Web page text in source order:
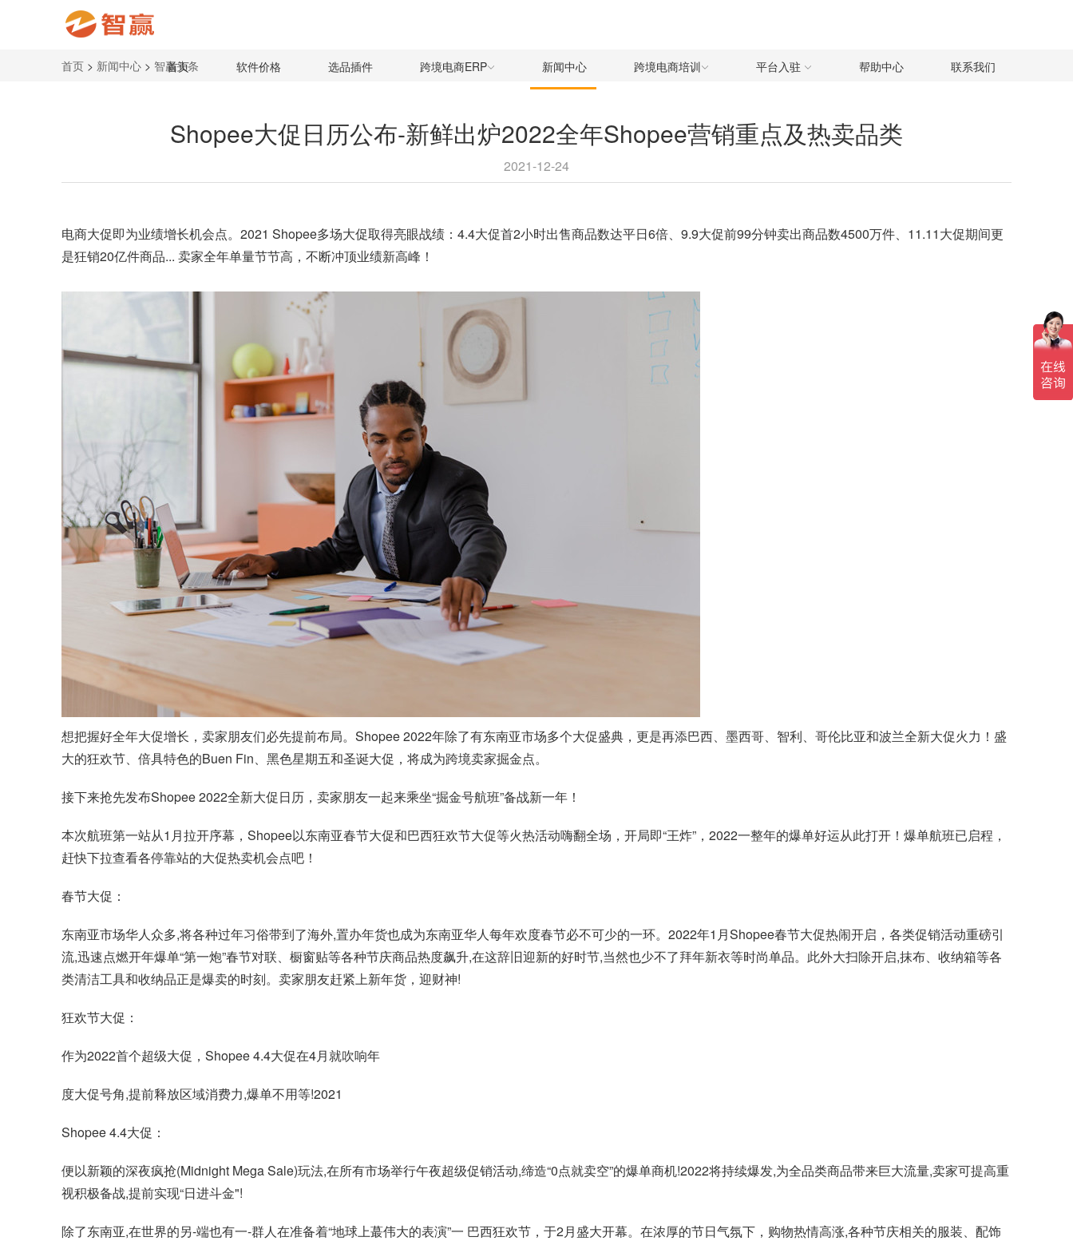
首页 软件价格 选品插件 跨境电商ERP 新闻中心 跨境电商培训 平台入驻 帮助中心 联系我们
首页 > 新闻中心 > 智赢头条
Shopee大促日历公布-新鲜出炉2022全年Shopee营销重点及热卖品类
2021-12-24
电商大促即为业绩增长机会点。2021 Shopee多场大促取得亮眼战绩：4.4大促首2小时出售商品数达平日6倍、9.9大促前99分钟卖出商品数4500万件、11.11大促期间更
是狂销20亿件商品... 卖家全年单量节节高，不断冲顶业绩新高峰！
想把握好全年大促增长，卖家朋友们必先提前布局。Shopee 2022年除了有东南亚市场多个大促盛典，更是再添巴西、墨西哥、智利、哥伦比亚和波兰全新大促火力！盛
大的狂欢节、倍具特色的Buen Fin、 黑色星期五和圣诞大促，将成为跨境卖家掘金点。
接下来抢先发布Shopee 2022全新大促日历，卖家朋友一起来乘坐“掘金号航班”备战新一年！
本次航班第一站从1月拉开序幕，Shopee以东南亚春节大促和巴西狂欢节大促等火热活动嗨翻全场，开局即“王炸”，2022一整年的爆单好运从此打开！爆单航班已启程，
赶快下拉查看各停靠站的大促热卖机会点吧！
春节大促：
东南亚市场华人众多,将各种过年习俗带到了海外,置办年货也成为东南亚华人每年欢度春节必不可少的一环。2022年1月Shopee春节大促热闹开启，各类促销活动重磅引
流,迅速点燃开年爆单“第一炮”春节对联、橱窗贴等各种节庆商品热度飙升,在这辞旧迎新的好时节,当然也少不了拜年新衣等时尚单品。此外大扫除开启,抹布、收纳箱等各
类清洁工具和收纳品正是爆卖的时刻。卖家朋友赶紧上新年货，迎财神!
狂欢节大促：
作为2022首个超级大促，Shopee 4.4大促在4月就吹响年
度大促号角,提前释放区域消费力,爆单不用等!2021
Shopee 4.4大促：
便以新颖的深夜疯抢(Midnight Mega Sale)玩法,在所有市场举行午夜超级促销活动,缔造“0点就卖空”的爆单商机!2022将持续爆发,为全品类商品带来巨大流量,卖家可提高重
视积极备战,提前实现“日进斗金"!
除了东南亚,在世界的另-端也有一-群人在准备着“地球上蕞伟大的表演”一 巴西狂欢节，于2月盛大开幕。在浓厚的节日气氛下，购物热情高涨,各种节庆相关的服装、配饰